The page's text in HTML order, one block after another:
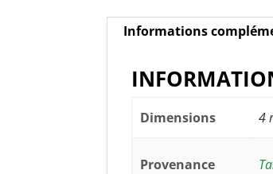
Informations
Dimensions 4
Provenance